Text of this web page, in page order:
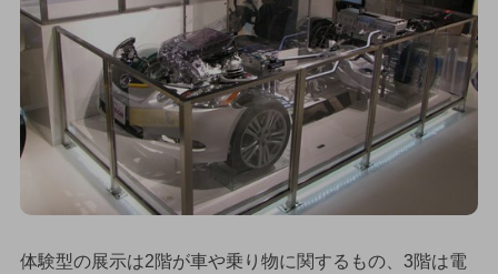
体験型の展示は2階が車や乗り物に関するもの、3階は電